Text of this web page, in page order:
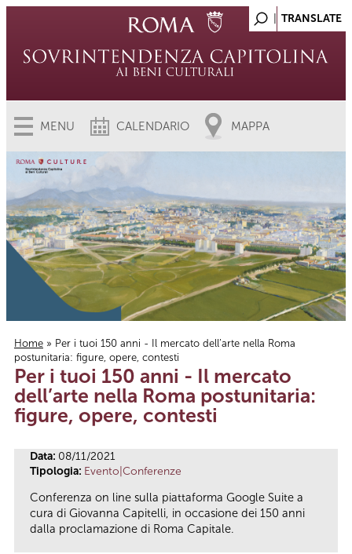
MENU CALENDARIO MAPPA
Tu sei qui
Home » Per i tuoi 150 anni - Il mercato dell’arte nella Roma
postunitaria: figure, opere, contesti
Per i tuoi 150 anni - Il mercato
dell’arte nella Roma postunitaria:
figure, opere, contesti
Data: 08/11/2021
Tipologia: Evento|Conferenze
Conferenza on line sulla piattaforma Google Suite a
cura di Giovanna Capitelli, in occasione dei 150 anni
dalla proclamazione di Roma Capitale.